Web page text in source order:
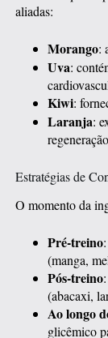
aliadas:
Morango:
Uva:
Kiwi:
Laranja:
Estratégias de
O momento da
Pré-treino
(manga,
Pós-treino
(abacaxi,
Ao longo
glicêmico